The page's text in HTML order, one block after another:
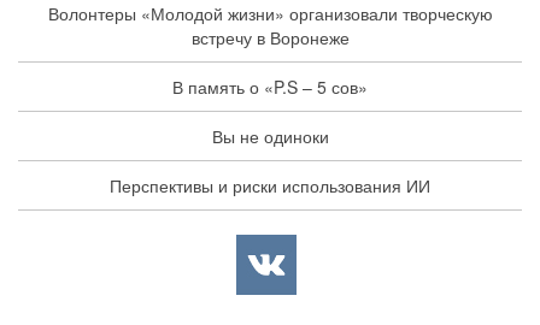
Волонтеры «Молодой жизни» организовали творческую
встречу в Воронеже
В память о «P.S – 5 сов»
Вы не одиноки
Перспективы и риски использования ИИ